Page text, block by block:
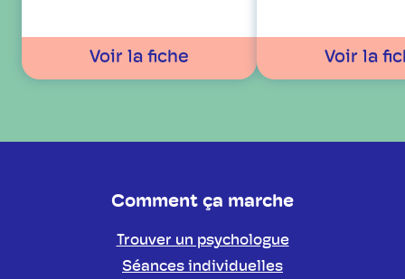
Voir la fiche Voir la
Comment ça marche
Trouver un psychologue
Séances individuelles